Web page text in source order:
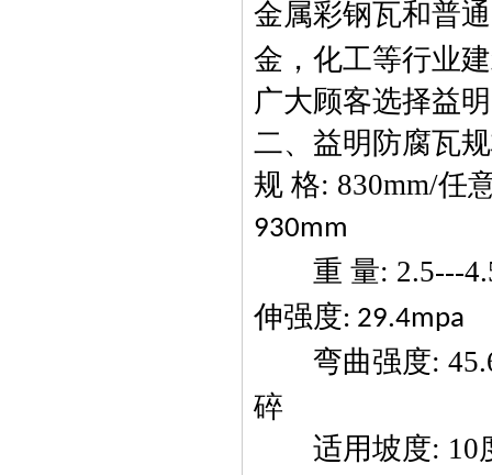
金属彩钢瓦和普通
金，化工等行业
广大顾客选择益
二、益明防腐瓦
规 格: 830mm/任
930mm
重 量: 2.5---
伸强度: 29.4mpa
弯曲强度:
碎
适用坡度: 10